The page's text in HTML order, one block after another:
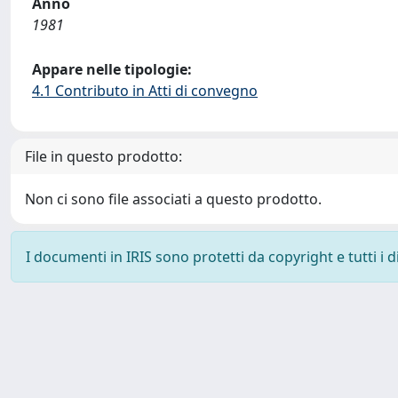
1981
Appare nelle tipologie:
4.1 Contributo in Atti di convegno
File in questo prodotto:
Non ci sono file associati a questo prodotto.
I documenti in IRIS sono protetti da copyright e tutti i